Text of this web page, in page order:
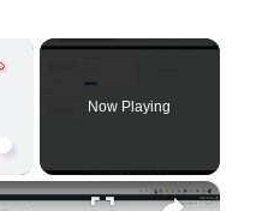
Now Playing
×